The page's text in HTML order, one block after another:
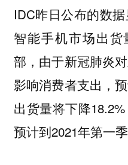
IDC昨日公布的数
智能手机市场出货
部，由于新冠肺炎
影响消费者支出，
出货量将下降
预计到2021年第一